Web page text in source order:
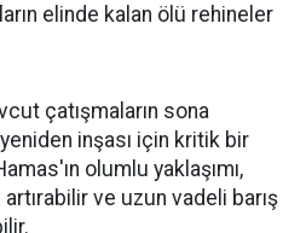
elinde kalan ölü rehineler
çatışmaların sona
inşası için kritik bir
olumlu yaklaşımı,
ve uzun vadeli barış